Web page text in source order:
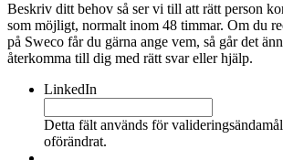
Beskriv ditt behov så ser vi till att rätt person
som möjligt, normalt inom 48 timmar. Om du
på Sweco får du gärna ange vem, så går det
återkomma till dig med rätt svar eller hjälp.
LinkedIn
Detta fält används för
oförändrat.